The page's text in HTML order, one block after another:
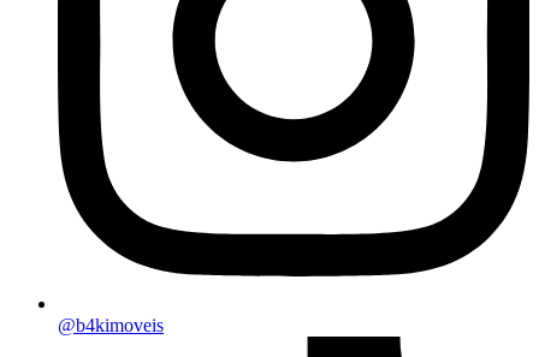
@b4kimoveis